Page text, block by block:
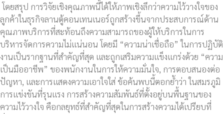
โดยสรุป การวิจัยเชิงคุณภาพนี้ได้ให้ภาพเชิงลึกว่าความไว้วางใจของ
ลูกค้าในธุรกิจลานตู้คอนเทนเนอร์ถูกสร้างขึ้นจากประสบการณ์ด้าน
คุณภาพบริการที่สะท้อนถึงความสามารถของผู้ให้บริการในการ
บริหารจัดการความไม่แน่นอน โดยมี “ความน่าเชื่อถือ” ในการปฏิบัติ
งานเป็นรากฐานที่สำคัญที่สุด และถูกเสริมความแข็งแกร่งด้วย “ความ
เป็นมืออาชีพ” ของพนักงานในการให้ความมั่นใจ, การตอบสนองต่อ
ปัญหา, และการแสดงความเอาใจใส่ ข้อค้นพบนี้ตอกย้ำว่า ในสมรภูมิ
การแข่งขันที่รุนแรง การสร้างความสัมพันธ์ที่ตั้งอยู่บนพื้นฐานของ
ความไว้วางใจ คือกลยุทธ์ที่สำคัญที่สุดในการสร้างความได้เปรียบที่